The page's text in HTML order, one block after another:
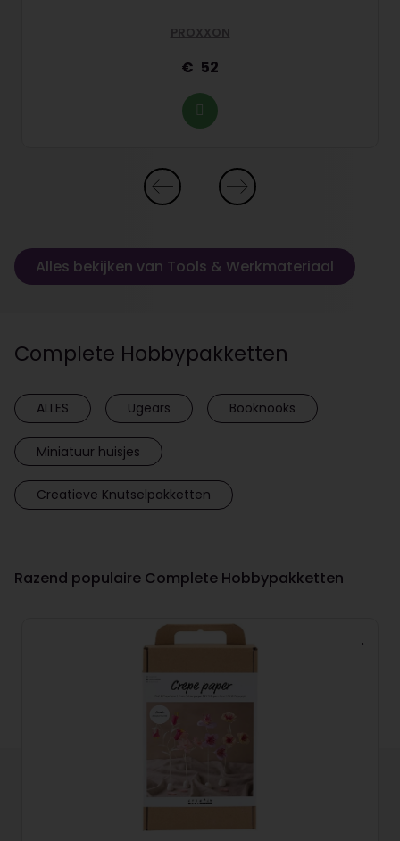
PROXXON
52
Alles bekijken van Tools & Werkmateriaal
Complete Hobbypakketten
ALLES Ugears Booknooks
Miniatuur huisjes
Creatieve Knutselpakketten
Razend populaire Complete Hobbypakketten